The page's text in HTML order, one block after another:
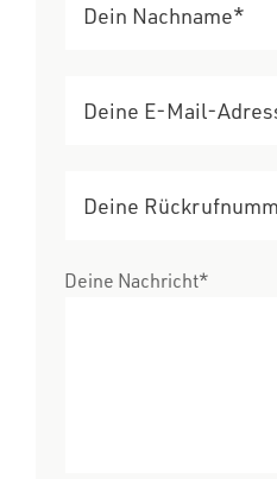
Deine Nachricht*